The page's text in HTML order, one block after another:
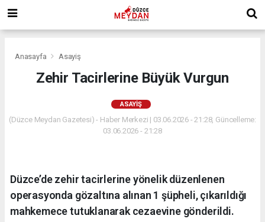
Anasayfa Asayiş
Zehir Tacirlerine Büyük Vurgun
ASAYIŞ
(Düzce Meydan Gazetesi) - Haber Merkezi | 03.06.2026 - 21:28, Güncelleme:
03.06.2026 - 21:28
Düzce’de zehir tacirlerine yönelik düzenlenen
operasyonda gözaltına alınan 1 şüpheli, çıkarıldığı
mahkemece tutuklanarak cezaevine gönderildi.